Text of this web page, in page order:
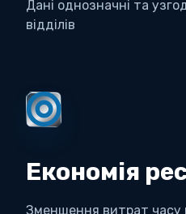
Дані однозначні та
відділів
Економія
Зменшення витрат часу